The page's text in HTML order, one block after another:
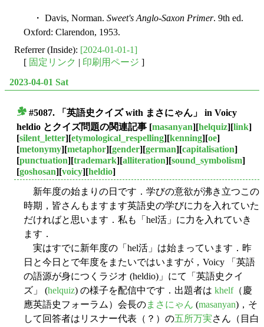
・ Davis, Norman. Sweet's Anglo-Saxon Primer. 9th ed.
Oxford: Clarendon, 1953.
Referrer (Inside): [2024-01-01-1]
[ 固定リンク | 印刷用ページ ]
2023-04-01 Sat
#5087. 「英語史クイズ with まさにゃん」 in Voicy
heldio とクイズ問題の関連記事 [masanyan][helquiz][link]
[silent_letter][etymological_respelling][kenning][oe]
[metonymy][metaphor][gender][german][capitalisation]
[punctuation][trademark][alliteration][sound_symbolism]
[goshosan][voicy][heldio]
新年度の始まりの日です．学びの意欲が沸き立つこの
時期，皆さんもますます英語史の学びに力を入れていた
だければと思います．私も「hel活」に力を入れていき
ます．
実はすでに新年度の「hel活」は始まっています．昨
日と今日とで年度をまたいではいますが，Voicy 「英語
の語源が身につくラジオ (heldio)」にて「英語史クイ
ズ」 (helquiz) の様子を配信中です．出題者は khelf（慶
應英語史フォーラム）会長のまさにゃん (masanyan)，そ
して回答者はリスナー代表（？）の五所万実さん（目白